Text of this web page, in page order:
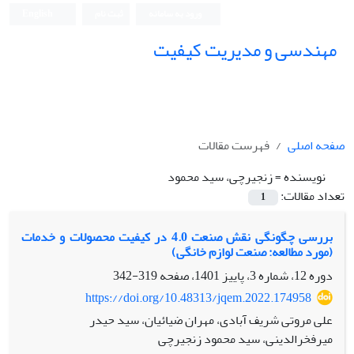
مهندسی و مدیریت کیفیت
صفحه اصلی
فهرست مقالات
نویسنده =زنجیرچی، سید محمود
تعداد مقالات:
1
بررسی چگونگی نقش صنعت 4.0 در کیفیت محصولات و خدمات
(مورد مطالعه: صنعت لوازم خانگی)
دوره 12، شماره 3، پاییز 1401، صفحه
319-342
https://doi.org/10.48313/jqem.2022.174958
علی مروتی شریف آبادی، مهران ضیائیان، سید حیدر
میرفخرالدینی، سید محمود زنجیرچی